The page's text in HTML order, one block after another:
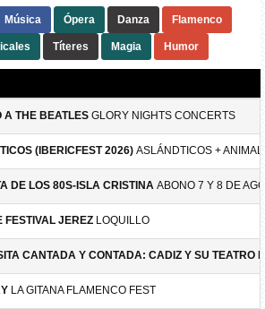
Música Ópera Danza Flamenco
Títeres Magia Humor
A THE BEATLES GLORY NIGHTS CONCERTS
(IBERICFEST 2026) ASLÁNDTICOS +
DE LOS 80S-ISLA CRISTINA ABONO 7 Y 8 DE
FESTIVAL JEREZ LOQUILLO
CANTADA Y CONTADA: CADIZ Y SU TEATRO
LA GITANA FLAMENCO FEST